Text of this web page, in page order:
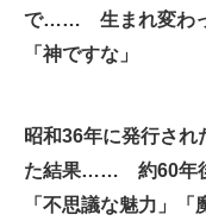
IT製品の技術・比較・
モノづくり技術者専門
エレクトロニクス専
で…… 生まれ変わっ
「神ですな」
昭和36年に発行さ
た結果…… 約60年後
「不思議な魅力」「